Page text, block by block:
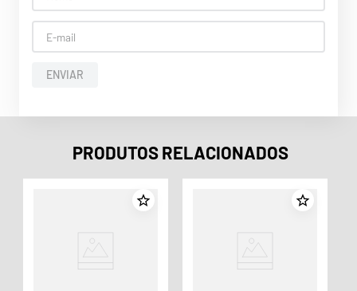
ENVIAR
PRODUTOS RELACIONADOS